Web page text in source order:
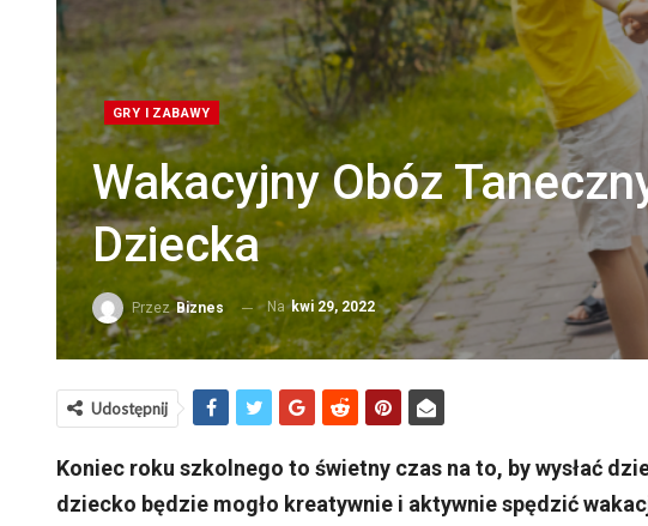
GRY I ZABAWY
Wakacyjny Obóz
Dziecka
Przez Biznes Nakwi 29, 2022
Udostępnij
Koniec roku szkolnego to świetny czas na to, by wysłać
dziecko będzie mogło kreatywnie i aktywnie spędzić